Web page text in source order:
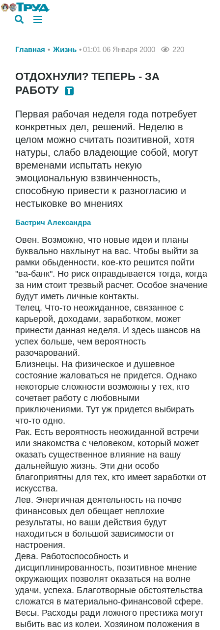
Главная Жизнь 01:01 06 Января 2000 220
ОТДОХНУЛИ? ТЕПЕРЬ - ЗА
РАБОТУ
Первая рабочая неделя года потребует
конкретных дел, решений. Неделю в
целом можно считать позитивной, хотя
натуры, слабо владеющие собой, могут
временами испытать некую
эмоциональную взвинченность,
способную привести к разногласию и
нестыковке во мнениях
Бастрич Александра
Овен. Возможно, что новые идеи и планы
буквально нахлынут на вас. Чтобы выйти за
рамки обыденности, кое-кто решится пойти
"ва-банк". Но риск оправдывается тогда, когда
за ним стоит трезвый расчет. Особое значение
будут иметь личные контакты.
Телец. Что-то неожиданное, связанное с
карьерой, доходами, заработком, может
принести данная неделя. И здесь шансов на
успех больше, чем вероятность
разочарований.
Близнецы. На физическое и душевное
состояние жаловаться не придется. Однако
некоторые сложности возможны у тех, кто
сочетает работу с любовными
приключениями. Тут уж придется выбирать
что-то одно.
Рак. Есть вероятность неожиданной встречи
или знакомства с человеком, который может
оказать существенное влияние на вашу
дальнейшую жизнь. Эти дни особо
благоприятны для тех, кто имеет заработки от
искусства.
Лев. Энергичная деятельность на почве
финансовых дел обещает неплохие
результаты, но ваши действия будут
находиться в большой зависимости от
настроения.
Дева. Работоспособность и
дисциплинированность, позитивное мнение
окружающих позволят оказаться на волне
удачи, успеха. Благотворные обстоятельства
сложатся в материально-финансовой сфере.
Весы. Расходы ради ложного престижа могут
выбить вас из колеи. Хозяином положения в